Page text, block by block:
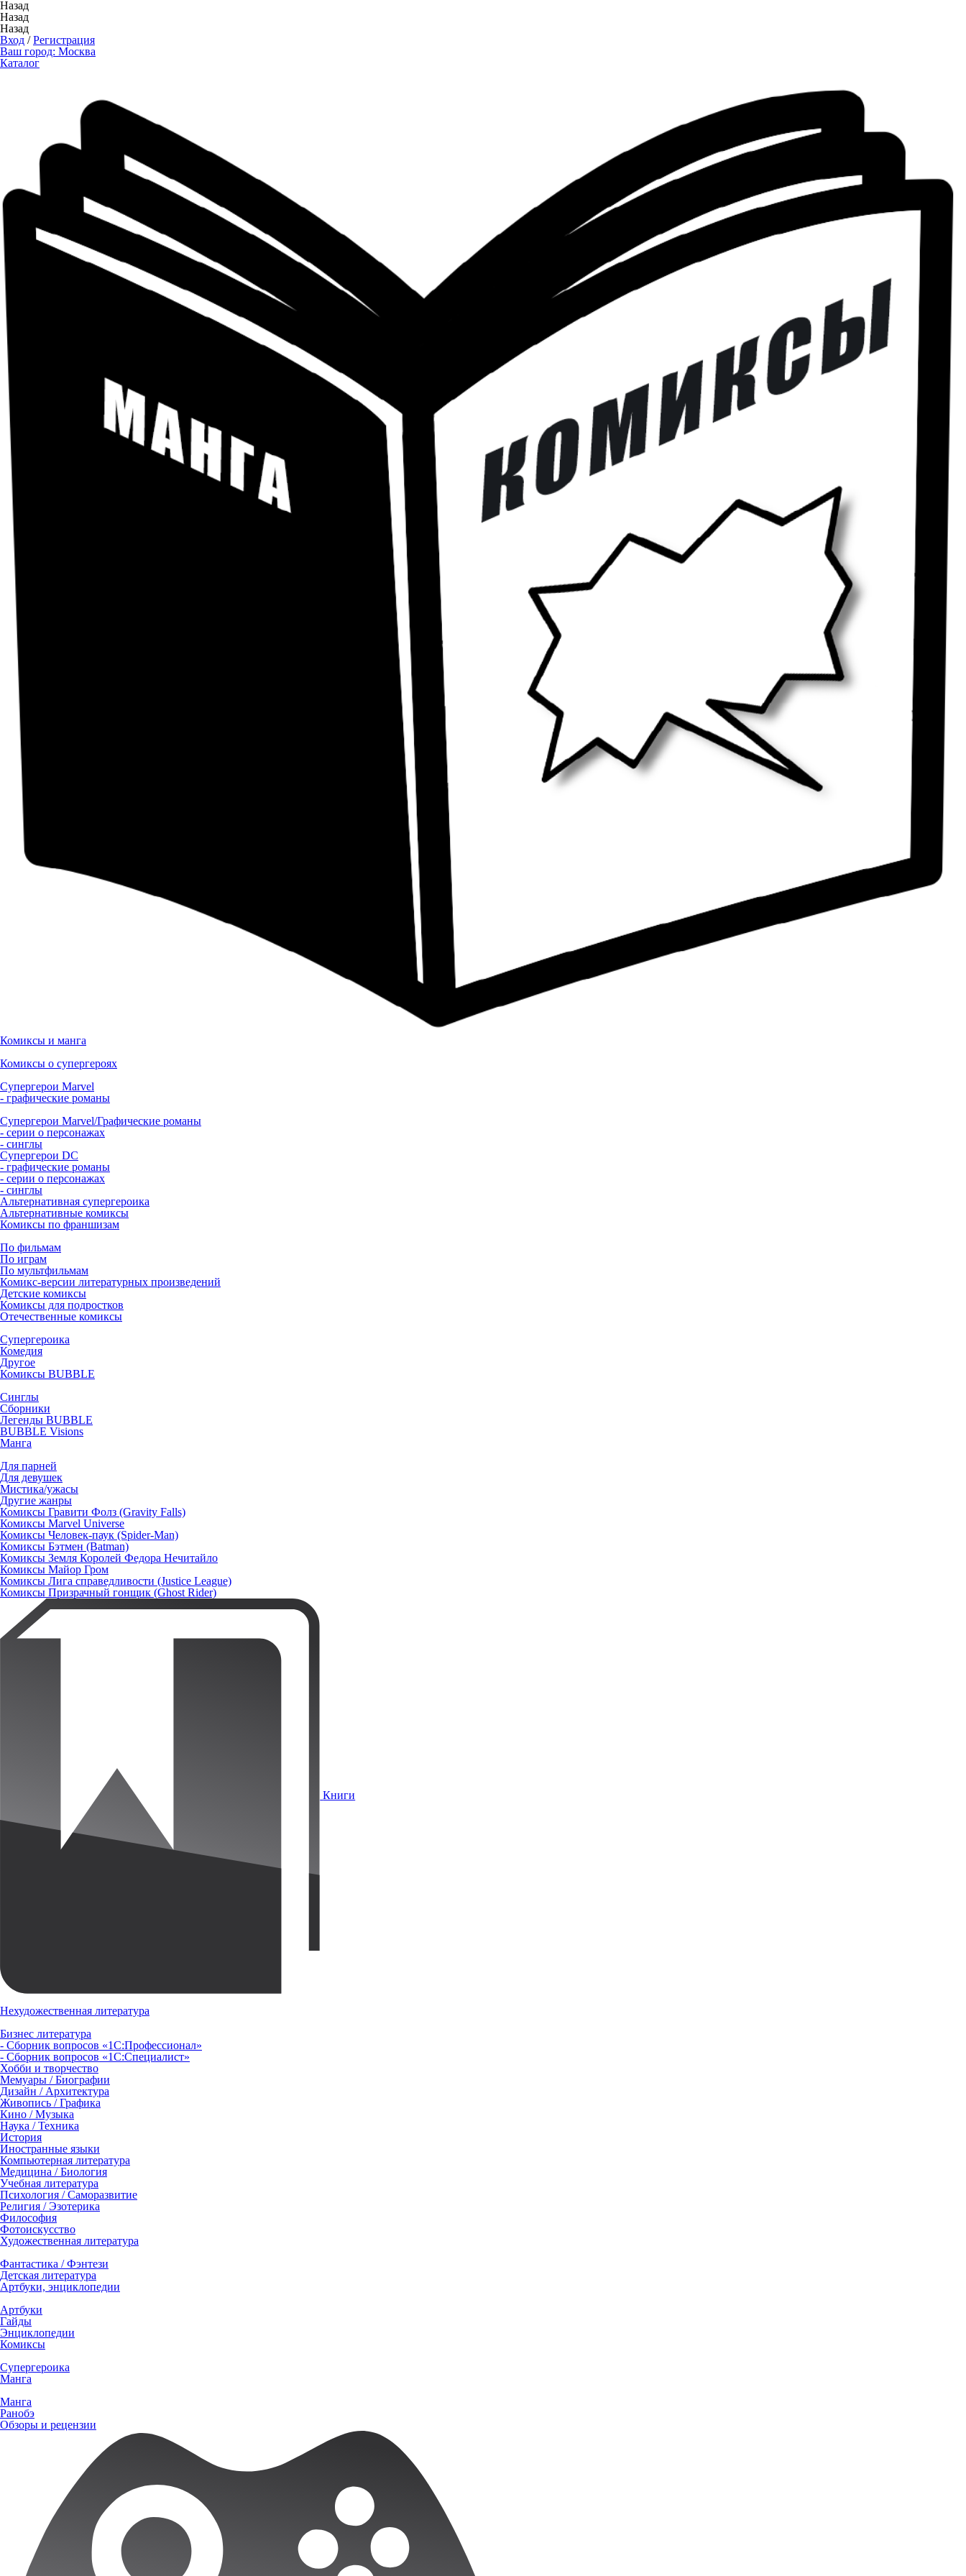
Назад
Назад
Назад
Вход /Регистрация
Ваш город: Москва
Каталог
Комиксы и манга
Комиксы о супергероях
Супергерои Marvel
- графические романы
Супергерои Marvel/Графические романы
- серии о персонажах
- синглы
Супергерои DC
- графические романы
- серии о персонажах
- синглы
Альтернативная супергероика
Альтернативные комиксы
Комиксы по франшизам
По фильмам
По играм
По мультфильмам
Комикс-версии литературных произведений
Детские комиксы
Комиксы для подростков
Отечественные комиксы
Супергероика
Комедия
Другое
Комиксы BUBBLE
Синглы
Сборники
Легенды BUBBLE
BUBBLE Visions
Манга
Для парней
Для девушек
Мистика/ужасы
Другие жанры
Комиксы Гравити Фолз (Gravity Falls)
Комиксы Marvel Universe
Комиксы Человек-паук (Spider-Man)
Комиксы Бэтмен (Batman)
Комиксы Земля Королей Федора Нечитайло
Комиксы Майор Гром
Комиксы Лига справедливости (Justice League)
Комиксы Призрачный гонщик (Ghost Rider)
Книги
Нехудожественная литература
Бизнес литература
- Сборник вопросов «1С:Профессионал»
- Сборник вопросов «1С:Специалист»
Хобби и творчество
Мемуары / Биографии
Дизайн / Архитектура
Живопись / Графика
Кино / Музыка
Наука / Техника
История
Иностранные языки
Компьютерная литература
Медицина / Биология
Учебная литература
Психология / Саморазвитие
Религия / Эзотерика
Философия
Фотоискусство
Художественная литература
Фантастика / Фэнтези
Детская литература
Артбуки, энциклопедии
Артбуки
Гайды
Энциклопедии
Комиксы
Супергероика
Манга
Манга
Ранобэ
Обзоры и рецензии